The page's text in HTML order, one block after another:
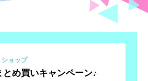
ショップ
とめ買いキャンペーン♪